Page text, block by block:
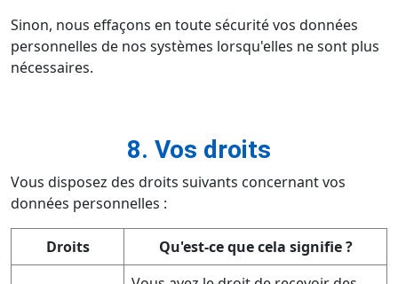
Sinon, nous effaçons en toute sécurité vos données
personnelles de nos systèmes lorsqu'elles ne sont plus
nécessaires.
8. Vos droits
Vous disposez des droits suivants concernant vos
données personnelles :
Droits Qu'est-ce que cela signifie ?